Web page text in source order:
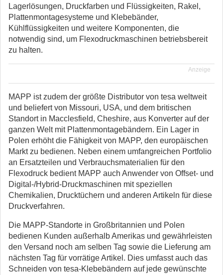
Lagerlösungen, Druckfarben und Flüssigkeiten, Rakel,
Plattenmontagesysteme und Klebebänder,
Kühlflüssigkeiten und weitere Komponenten, die
notwendig sind, um Flexodruckmaschinen betriebsbereit
zu halten.
Anzeige
MAPP ist zudem der größte Distributor von tesa weltweit
und beliefert von Missouri, USA, und dem britischen
Standort in Macclesfield, Cheshire, aus Konverter auf der
ganzen Welt mit Plattenmontagebändern. Ein Lager in
Polen erhöht die Fähigkeit von MAPP, den europäischen
Markt zu bedienen. Neben einem umfangreichen Portfolio
an Ersatzteilen und Verbrauchsmaterialien für den
Flexodruck bedient MAPP auch Anwender von Offset- und
Digital-/Hybrid-Druckmaschinen mit speziellen
Chemikalien, Drucktüchern und anderen Artikeln für diese
Druckverfahren.
Die MAPP-Standorte in Großbritannien und Polen
bedienen Kunden außerhalb Amerikas und gewährleisten
den Versand noch am selben Tag sowie die Lieferung am
nächsten Tag für vorrätige Artikel. Dies umfasst auch das
Schneiden von tesa-Klebebändern auf jede gewünschte